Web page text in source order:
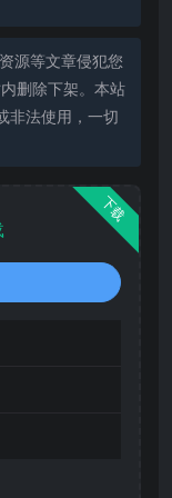
源等文章侵犯您
删除下架。本站
非法使用，一切
下载